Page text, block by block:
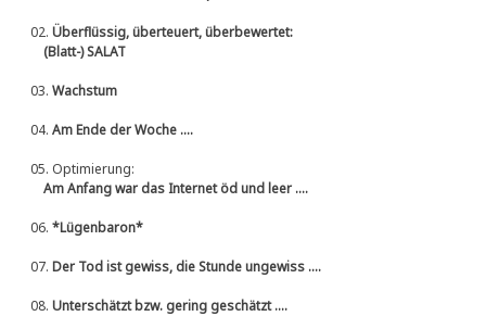
02.Überflüssig, überteuert, überbewertet:
(Blatt-) SALAT
03.Wachstum
04.Am Ende der Woche ....
05. Optimierung:
Am Anfang war das Internet öd und leer ....
06.*Lügenbaron*
07.Der Tod ist gewiss, die Stunde ungewiss ....
08.Unterschätzt bzw. gering geschätzt ....